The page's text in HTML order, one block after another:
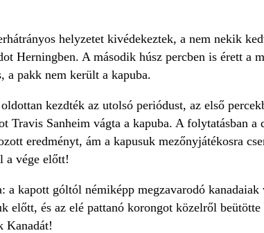
helyzetet kivédekeztek, a nem nekik
Herningben. A második húsz percben is érett a
a pakk nem került a kapuba.
kezdték az utolsó periódust, az első
Travis Sanheim vágta a kapuba. A folytatásban
eredményt, ám a kapusuk mezőnyjátékosra
a vége előtt!
a kapott góltól némiképp megzavarodó
előtt, és az elé pattanó korongot közelről
Kanadát!